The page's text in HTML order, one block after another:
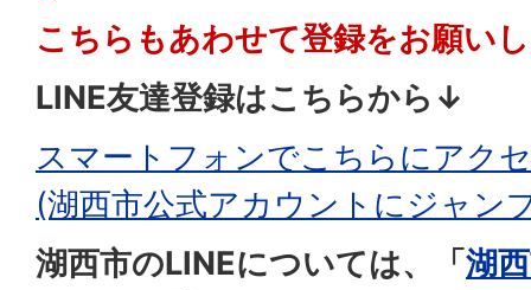
こちらもあわせて登録をお願い
LINE友達登録はこちらから↓
スマートフォンでこちらにアク
(湖西市公式アカウントにジャン
湖西市のLINEについては、「湖